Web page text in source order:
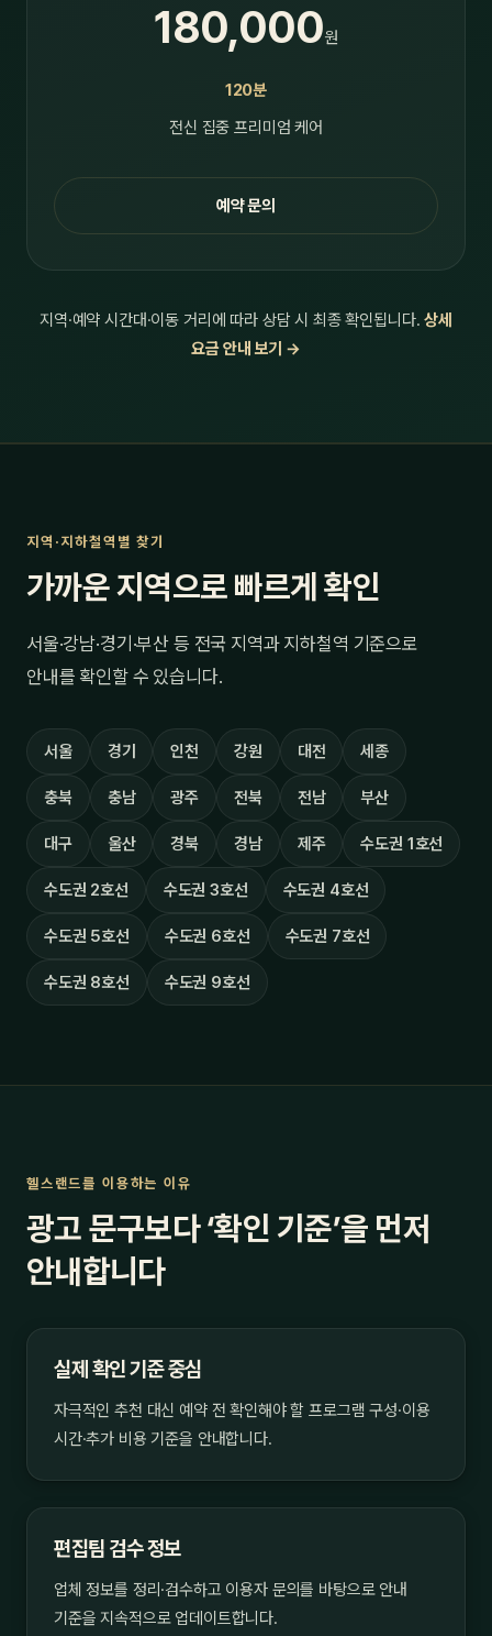
180,000원
120분
전신 집중 프리미엄 케어
예약 문의
지역·예약 시간대·이동 거리에 따라 상담 시 최종 확인됩니다.상세
요금 안내 보기 →
지역·지하철역별 찾기
가까운 지역으로 빠르게 확인
서울·강남·경기·부산 등 전국 지역과 지하철역 기준으로
안내를 확인할 수 있습니다.
서울 경기 인천 강원 대전 세종
충북 충남 광주 전북 전남 부산
대구 울산 경북 경남 제주 수도권 1호선
수도권 2호선 수도권 3호선 수도권 4호선
수도권 5호선 수도권 6호선 수도권 7호선
수도권 8호선 수도권 9호선
헬스랜드를 이용하는 이유
광고 문구보다 ‘확인 기준’을 먼저
안내합니다
실제 확인 기준 중심
자극적인 추천 대신 예약 전 확인해야 할 프로그램 구성·이용
시간·추가 비용 기준을 안내합니다.
편집팀 검수 정보
업체 정보를 정리·검수하고 이용자 문의를 바탕으로 안내
기준을 지속적으로 업데이트합니다.